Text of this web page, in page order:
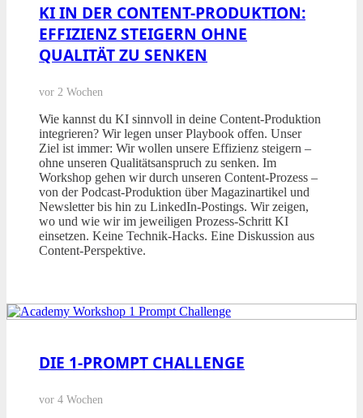
KI IN DER CONTENT-PRODUKTION:
EFFIZIENZ STEIGERN OHNE
QUALITÄT ZU SENKEN
vor 2 Wochen
Wie kannst du KI sinnvoll in deine Content-Produktion
integrieren? Wir legen unser Playbook offen. Unser
Ziel ist immer: Wir wollen unsere Effizienz steigern –
ohne unseren Qualitätsanspruch zu senken. Im
Workshop gehen wir durch unseren Content-Prozess –
von der Podcast-Produktion über Magazinartikel und
Newsletter bis hin zu LinkedIn-Postings. Wir zeigen,
wo und wie wir im jeweiligen Prozess-Schritt KI
einsetzen. Keine Technik-Hacks. Eine Diskussion aus
Content-Perspektive.
DIE 1-PROMPT CHALLENGE
vor 4 Wochen